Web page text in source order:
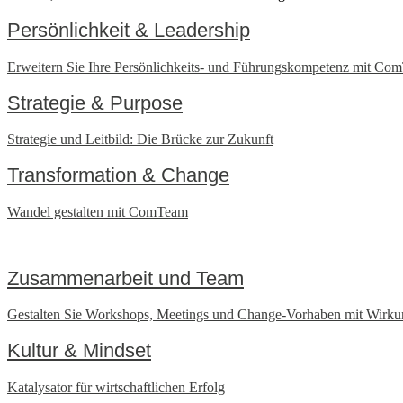
Persönlichkeit & Leadership
Erweitern Sie Ihre Persönlichkeits- und Führungskompetenz mit
Strategie & Purpose
Strategie und Leitbild: Die Brücke zur Zukunft
Transformation & Change
Wandel gestalten mit ComTeam
Zusammenarbeit und Team
Gestalten Sie Workshops, Meetings und Change-Vorhaben mit
Kultur & Mindset
Katalysator für wirtschaftlichen Erfolg